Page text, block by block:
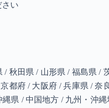
い
秋田県 / 山形県 / 福島県 /
都府 / 大阪府 / 兵庫県 /
県 / 中国地方 / 九州・沖